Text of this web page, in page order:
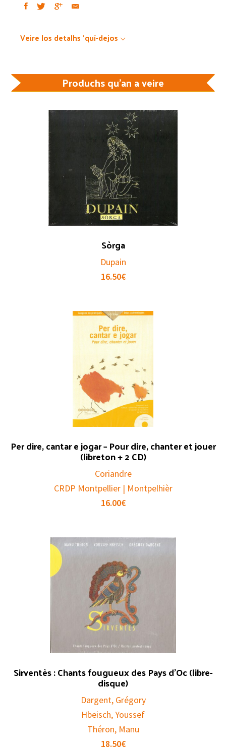
Veire los detalhs 'quí-dejos
Produchs qu'an a veire
Sòrga
Dupain
16.50€
Per dire, cantar e jogar – Pour dire, chanter et jouer
(libreton + 2 CD)
Coriandre
CRDP Montpellier | Montpelhièr
16.00€
Sirventès : Chants fougueux des Pays d’Oc (libre-
disque)
Dargent, Grégory
Hbeisch, Youssef
Théron, Manu
18.50€